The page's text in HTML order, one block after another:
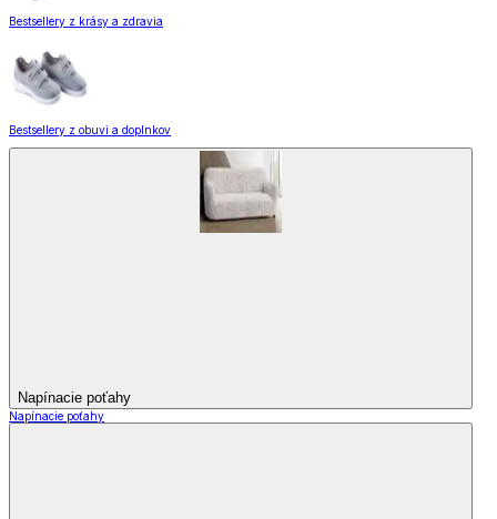
Bestsellery z krásy a zdravia
Bestsellery z obuvi a doplnkov
Napínacie poťahy
Napínacie poťahy